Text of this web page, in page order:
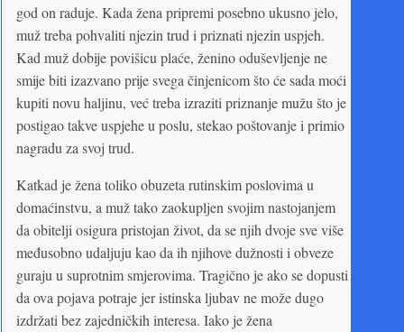
god on raduje. Kada žena pripremi posebno ukusno jelo,
muž treba pohvaliti njezin trud i priznati njezin uspjeh.
Kad muž dobije povišicu plaće, ženino oduševljenje ne
smije biti izazvano prije svega činjenicom što će sada moći
kupiti novu haljinu, već treba izraziti priznanje mužu što je
postigao takve uspjehe u poslu, stekao poštovanje i primio
nagradu za svoj trud.
Katkad je žena toliko obuzeta rutinskim poslovima u
domaćinstvu, a muž tako zaokupljen svojim nastojanjem
da obitelji osigura pristojan život, da se njih dvoje sve više
međusobno udaljuju kao da ih njihove dužnosti i obveze
guraju u suprotnim smjerovima. Tragično je ako se dopusti
da ova pojava potraje jer istinska ljubav ne može dugo
izdržati bez zajedničkih interesa. Iako je žena